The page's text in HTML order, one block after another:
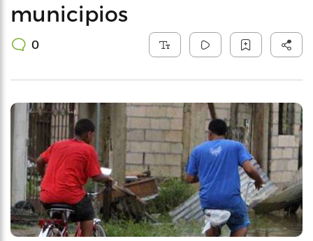
municipios
0